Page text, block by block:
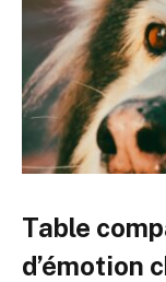
Table
d’émotion